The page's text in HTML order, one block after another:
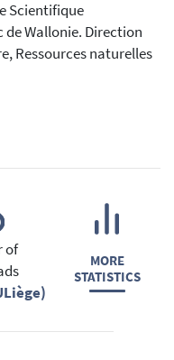
Scientifique
de Wallonie. Direction
Ressources naturelles
of
MORE
STATISTICS